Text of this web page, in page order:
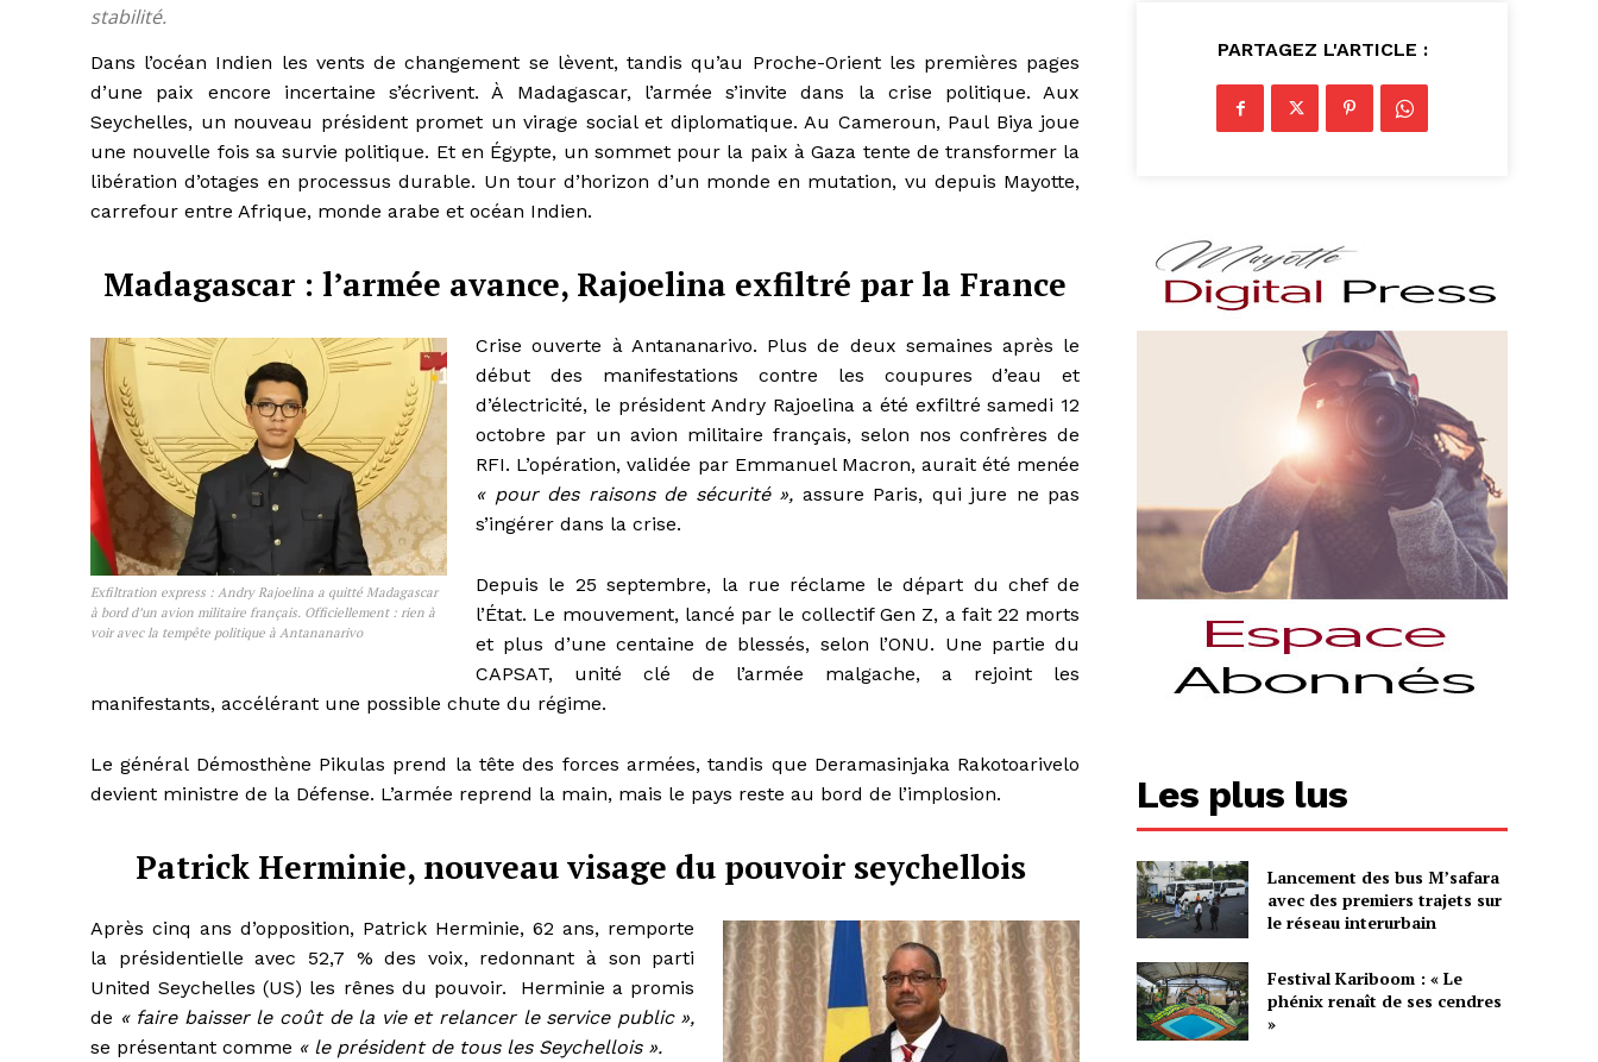
stabilité.
Dans l’océan Indien les vents de changement se lèvent, tandis qu’au Proche-Orient les premières pages
d’une paix encore incertaine s’écrivent. À Madagascar, l’armée s’invite dans la crise politique. Aux
Seychelles, un nouveau président promet un virage social et diplomatique. Au Cameroun, Paul Biya joue
une nouvelle fois sa survie politique. Et en Égypte, un sommet pour la paix à Gaza tente de transformer la
libération d’otages en processus durable. Un tour d’horizon d’un monde en mutation, vu depuis Mayotte,
carrefour entre Afrique, monde arabe et océan Indien.
Madagascar : l’armée avance, Rajoelina exfiltré par la France
Exfiltration express : Andry Rajoelina a quitté Madagascar
à bord d’un avion militaire français. Officiellement : rien à
voir avec la tempête politique à Antananarivo
Crise ouverte à Antananarivo. Plus de deux semaines après le
début des manifestations contre les coupures d’eau et
d’électricité, le président Andry Rajoelina a été exfiltré samedi 12
octobre par un avion militaire français, selon nos confrères de
RFI. L’opération, validée par Emmanuel Macron, aurait été menée
« pour des raisons de sécurité », assure Paris, qui jure ne pas
s’ingérer dans la crise.
Depuis le 25 septembre, la rue réclame le départ du chef de
l’État. Le mouvement, lancé par le collectif Gen Z, a fait 22 morts
et plus d’une centaine de blessés, selon l’ONU. Une partie du
CAPSAT, unité clé de l’armée malgache, a rejoint les
manifestants, accélérant une possible chute du régime.
Le général Démosthène Pikulas prend la tête des forces armées, tandis que Deramasinjaka Rakotoarivelo
devient ministre de la Défense. L’armée reprend la main, mais le pays reste au bord de l’implosion.
Patrick Herminie, nouveau visage du pouvoir seychellois
Après cinq ans d’opposition, Patrick Herminie, 62 ans, remporte
la présidentielle avec 52,7 % des voix, redonnant à son parti
United Seychelles (US) les rênes du pouvoir. Herminie a promis
de « faire baisser le coût de la vie et relancer le service public »,
se présentant comme « le président de tous les Seychellois ».
PARTAGEZ L'ARTICLE :
Les plus lus
Lancement des bus M’safara
avec des premiers trajets sur
le réseau interurbain
Festival Kariboom : « Le
phénix renaît de ses cendres
»